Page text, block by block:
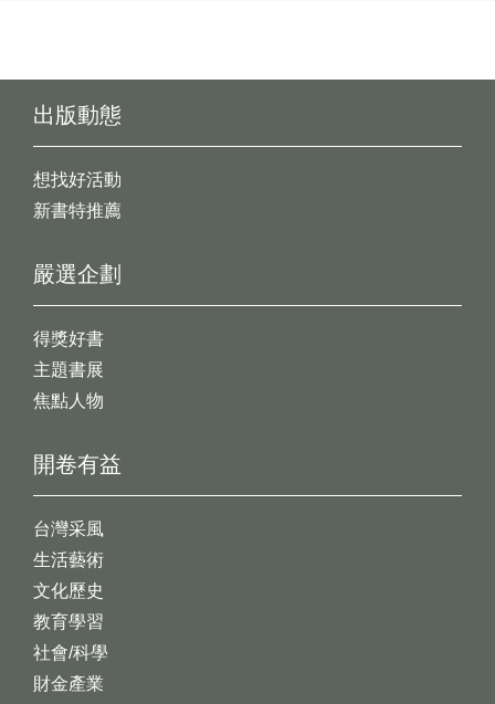
出版動態
想找好活動
新書特推薦
開卷有益
台灣采風
生活藝術
文化歷史
教育學習
社會/科學
財金產業
嚴選企劃
得獎好書
主題書展
焦點人物